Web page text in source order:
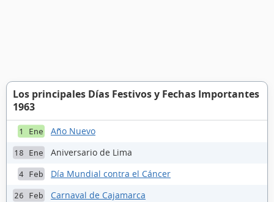
Los principales Días Festivos y Fechas Importantes
1963
1 Ene Año Nuevo
18 Ene Aniversario de Lima
4 Feb Día Mundial contra el Cáncer
26 Feb Carnaval de Cajamarca